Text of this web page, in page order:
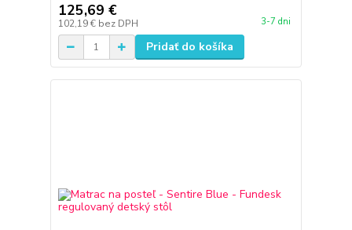
125,69 €
102,19 € bez DPH 3-7 dni
Pridať do košíka